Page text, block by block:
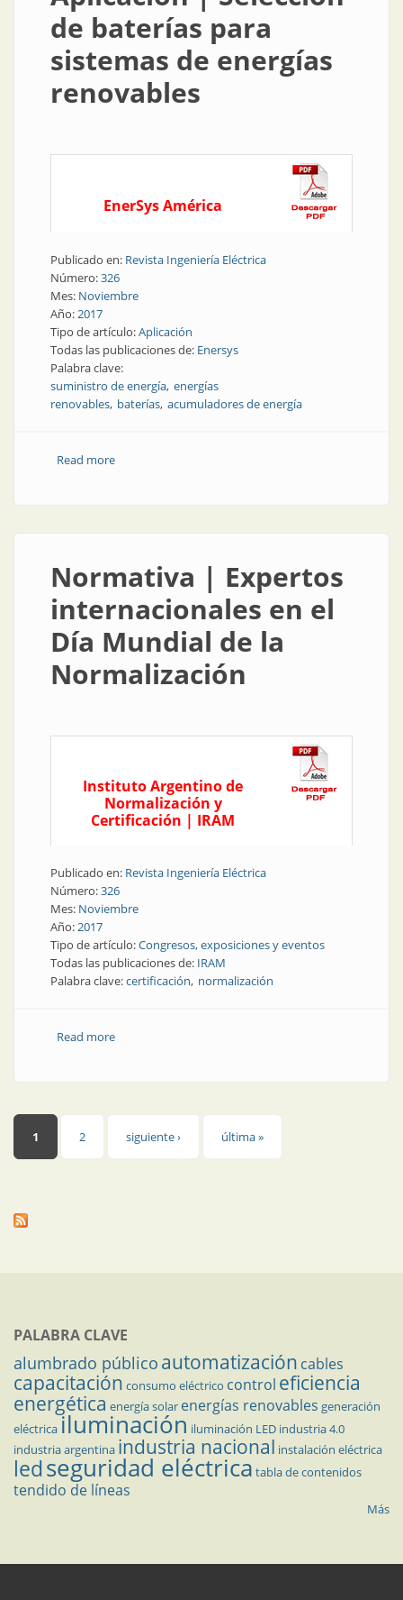
de baterías para
sistemas de energías
renovables
EnerSys América
Publicado en: Revista Ingeniería Eléctrica
Número:326
Mes: Noviembre
Año:2017
Tipo de artículo:Aplicación
Todas las publicaciones de: Enersys
Palabra clave:
suministro de energía energías
renovables baterías acumuladores de energía
Read moreabout Aplicación | Selección de baterías para
Normativa | Expertos
internacionales en el
Día Mundial de la
Normalización
Instituto Argentino de
Normalización y
Certificación | IRAM
Publicado en: Revista Ingeniería Eléctrica
Número:326
Mes: Noviembre
Año:2017
Tipo de artículo:Congresos, exposiciones y eventos
Todas las publicaciones de: IRAM
Palabra clave:certificación normalización
Read moreabout Normativa | Expertos internacionales en el Día
Páginas
1 2 siguiente › última »
PALABRA CLAVE
alumbrado público automatización cables
capacitación consumo eléctrico control eficiencia
energética energía solar energías renovables generación
eléctricailuminación iluminación LED industria 4.0
industria argentina industria nacional instalación eléctrica
ledseguridad eléctrica tabla de contenidos
tendido de líneas
Más